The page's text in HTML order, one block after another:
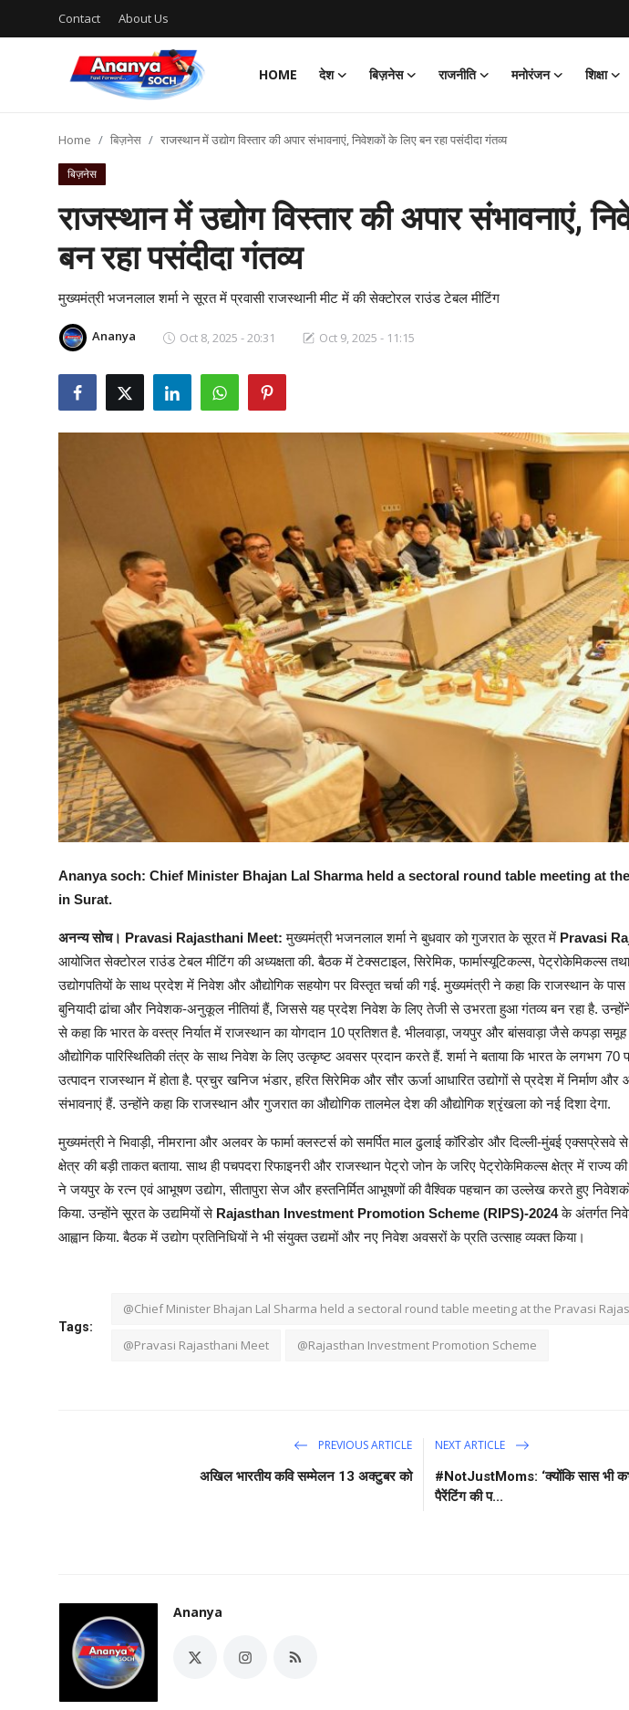
Contact About Us
HOME देश बिज़नेस राजनीति मनोरंजन शिक्षा
Contact
About Us
राजस्थान
Hindi
Home बिज़नेस राजस्थान में उद्योग विस्तार की अपार संभावनाएं, निवेशकों के लिए बन रहा पसंदीदा गंतव्य
बिज़नेस
राजस्थान में उद्योग विस्तार की अपार संभावनाएं,
बन रहा पसंदीदा गंतव्य
मुख्यमंत्री भजनलाल शर्मा ने सूरत में प्रवासी राजस्थानी मीट में की सेक्टोरल राउंड टेबल मीटिंग
Ananya Oct 8, 2025 - 20:31 Oct 9, 2025 - 11:15
Ananya soch: Chief Minister Bhajan Lal Sharma held a sectoral round table meeting at
in Surat.
अनन्य सोच। Pravasi Rajasthani Meet:मुख्यमंत्री भजनलाल शर्मा ने बुधवार को गुजरात के सूरत में Pravasi
आयोजित सेक्टोरल राउंड टेबल मीटिंग की अध्यक्षता की. बैठक में टेक्सटाइल, सिरेमिक, फार्मास्यूटिकल्स, पेट्रोकेमिकल्स
उद्योगपतियों के साथ प्रदेश में निवेश और औद्योगिक सहयोग पर विस्तृत चर्चा की गई. मुख्यमंत्री ने कहा कि राजस्थान के
बुनियादी ढांचा और निवेशक-अनुकूल नीतियां हैं, जिससे यह प्रदेश निवेश के लिए तेजी से उभरता हुआ गंतव्य बन रहा है.
से कहा कि भारत के वस्त्र निर्यात में राजस्थान का योगदान 10 प्रतिशत है. भीलवाड़ा, जयपुर और बांसवाड़ा जैसे कपड़ा
औद्योगिक पारिस्थितिकी तंत्र के साथ निवेश के लिए उत्कृष्ट अवसर प्रदान करते हैं. शर्मा ने बताया कि भारत के लगभग 70
उत्पादन राजस्थान में होता है. प्रचुर खनिज भंडार, हरित सिरेमिक और सौर ऊर्जा आधारित उद्योगों से प्रदेश में निर्माण और
संभावनाएं हैं. उन्होंने कहा कि राजस्थान और गुजरात का औद्योगिक तालमेल देश की औद्योगिक श्रृंखला को नई दिशा देगा.
मुख्यमंत्री ने भिवाड़ी, नीमराना और अलवर के फार्मा क्लस्टर्स को समर्पित माल ढुलाई कॉरिडोर और दिल्ली-मुंबई एक्सप्रेसवे से
क्षेत्र की बड़ी ताकत बताया. साथ ही पचपदरा रिफाइनरी और राजस्थान पेट्रो जोन के जरिए पेट्रोकेमिकल्स क्षेत्र में राज्य की
ने जयपुर के रत्न एवं आभूषण उद्योग, सीतापुरा सेज और हस्तनिर्मित आभूषणों की वैश्विक पहचान का उल्लेख करते हुए
किया. उन्होंने सूरत के उद्यमियों से Rajasthan Investment Promotion Scheme (RIPS)-2024के अंतर्गत
आह्वान किया. बैठक में उद्योग प्रतिनिधियों ने भी संयुक्त उद्यमों और नए निवेश अवसरों के प्रति उत्साह व्यक्त किया।
Tags:
@Chief Minister Bhajan Lal Sharma held a sectoral round table meeting at the Pravasi
@Pravasi Rajasthani Meet @Rajasthan Investment Promotion Scheme
PREVIOUS ARTICLE
अखिल भारतीय कवि सम्मेलन 13 अक्टुबर को
NEXT ARTICLE
#NotJustMoms: ‘क्योंकि सास भी
पैरेंटिंग की प...
Ananya